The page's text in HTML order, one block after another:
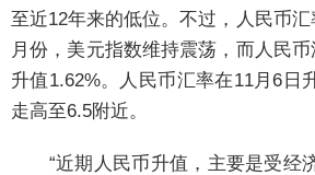
至近12年来的低位。不过，人民币
月份，美元指数维持震荡，而人民
升值1.62%。人民币汇率在11月6日
走高至6.5附近。
“近期人民币升值，主要是受经